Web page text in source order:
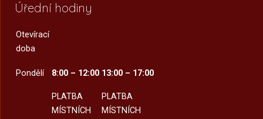
Úřední hodiny
Otevírací
doba
Pondělí 8:00 – 12:00
PLATBA
MÍSTNÍCH
13:00 – 17:00
PLATBA
MÍSTNÍCH